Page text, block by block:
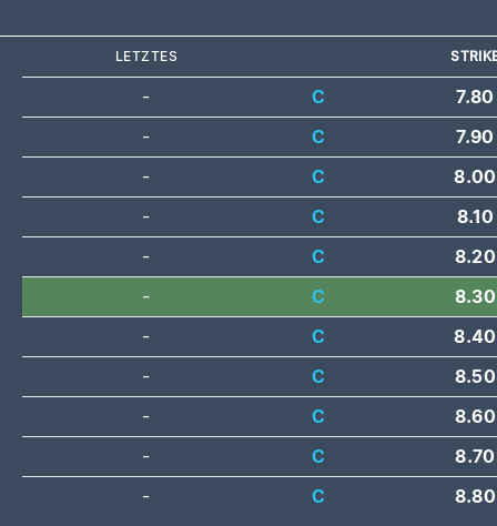
LETZTES
- C
7.80
-
C
7.90
-
C
8.00
-
C
8.10
-
C
8.20
-
C
8.30
-
C
8.40
-
C
8.50
-
C
8.60
-
C
8.70
-
C 8.80